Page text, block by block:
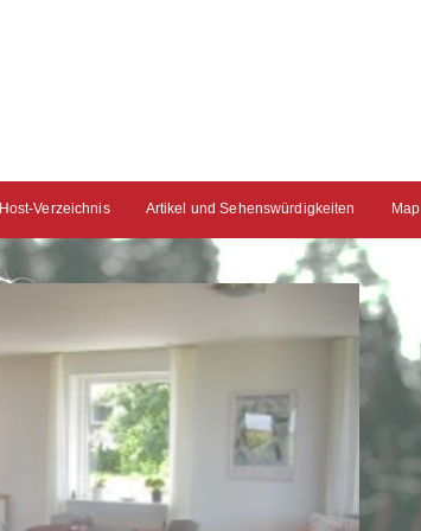
Host-Verzeichnis Artikel und Sehenswürdigkeiten Map